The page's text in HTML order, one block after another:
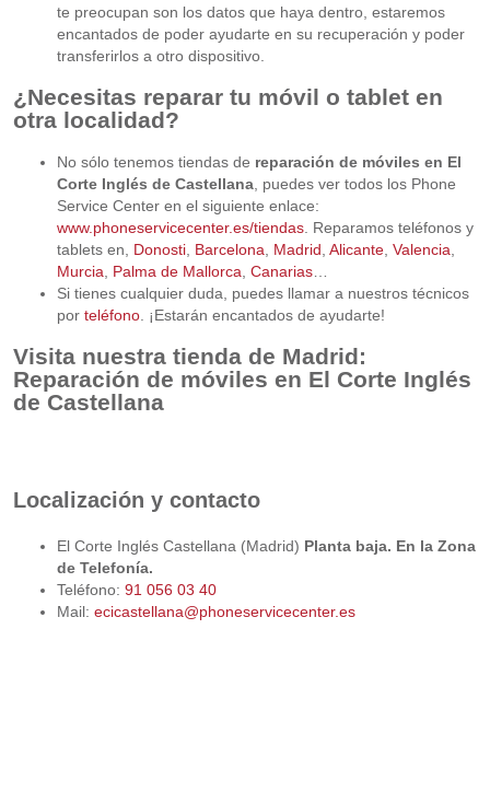
te preocupan son los datos que haya dentro, estaremos
encantados de poder ayudarte en su recuperación y poder
transferirlos a otro dispositivo.
¿Necesitas reparar tu móvil o tablet en
otra localidad?
No sólo tenemos tiendas de reparación de móviles en El
Corte Inglés de Castellana, puedes ver todos los Phone
Service Center en el siguiente enlace:
www.phoneservicecenter.es/tiendas. Reparamos teléfonos y
tablets en, Donosti, Barcelona Madrid Alicante, Valencia
Murcia
Palma de Mallorca Canarias…
Si tienes cualquier duda, puedes llamar a nuestros técnicos
por teléfono. ¡Estarán encantados de ayudarte!
Visita nuestra tienda de Madrid:
Reparación de móviles en El Corte Inglés
de Castellana
Localización y contacto
El Corte Inglés Castellana (Madrid) Planta baja. En la Zona
de Telefonía.
Teléfono: 91 056 03 40
Mail: ecicastellana@phoneservicecenter.es